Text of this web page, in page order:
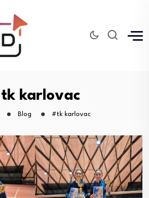
karlovac
Blog #tk karlovac